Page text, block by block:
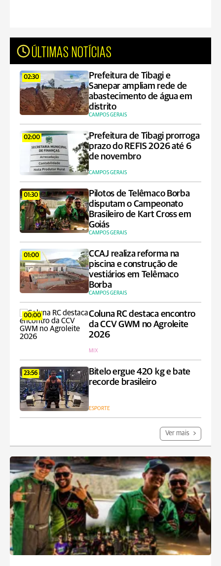
ÚLTIMAS NOTÍCIAS
02:30
Prefeitura de Tibagi e
Sanepar ampliam rede de
abastecimento de água em
distrito
CAMPOS GERAIS
02:00
Prefeitura de Tibagi prorroga
prazo do REFIS 2026 até 6
de novembro
CAMPOS GERAIS
01:30
Pilotos de Telêmaco Borba
disputam o Campeonato
Brasileiro de Kart Cross em
Goiás
CAMPOS GERAIS
01:00
CCAJ realiza reforma na
piscina e construção de
vestiários em Telêmaco
Borba
CAMPOS GERAIS
00:00
Coluna RC destaca encontro
da CCV GWM no Agroleite
2026
MIX
23:56
Bitelo ergue 420 kg e bate
recorde brasileiro
ESPORTE
Ver mais